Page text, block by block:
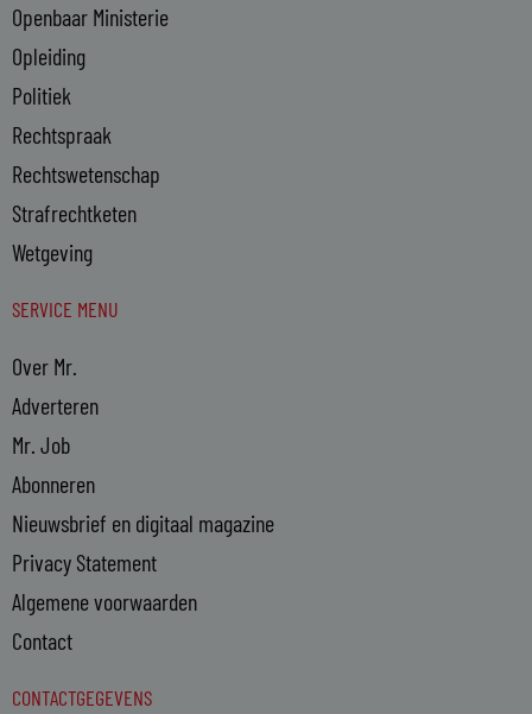
Openbaar Ministerie
Opleiding
Politiek
Rechtspraak
Rechtswetenschap
Strafrechtketen
Wetgeving
SERVICE MENU
Over Mr.
Adverteren
Mr. Job
Abonneren
Nieuwsbrief en digitaal magazine
Privacy Statement
Algemene voorwaarden
Contact
CONTACTGEGEVENS